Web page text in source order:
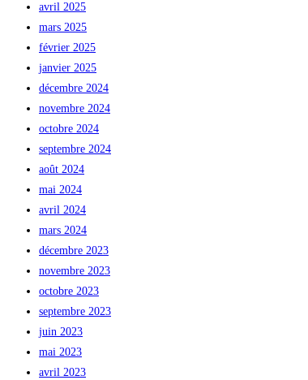
avril 2025
mars 2025
février 2025
janvier 2025
décembre 2024
novembre 2024
octobre 2024
septembre 2024
août 2024
mai 2024
avril 2024
mars 2024
décembre 2023
novembre 2023
octobre 2023
septembre 2023
juin 2023
mai 2023
avril 2023